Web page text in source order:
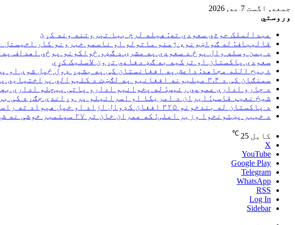
جمعه, اگست 7 مه, 2026
وروستي
عبدالملک حوثي سعودي ته: هیله لرم بیا تېروتنه ونه کړئ
قالیباف: له ګواښونو، ژمنو ماتولو او ناسمو خبرونو کار اخیستل
د یمن وسله وال پوځ د سعودي په مشرۍ د ګډو ځواکونو پوځي اهداف
سعودي پاکستان او ترکیه به ګډ دفاعي تړون لاسلیک کړٍي
ذبیح الله مجاهد: داعش په افغانستان کې په بشپړ ډول ځپل شوې او
سمنګان کې د ۳.۴ میلیونه افغانیو په لګښت د کلیوالي پراختیايي پروژو چارې پیل شوې
د چارو ادارې عمومي رئیس: له پخوانیو ادارو پاتې پيچلو اداري
شیخ نعیم قاسم: ایران د امریکا او اسرائیلو پر وړاندې جګړه کې
د پاکستان له بندخونو ۳۲۵ افغان کډوال ازاد او خپل هېواد ته راستانه شوي
د خیبر پښتونخوا وزیر اعلی: که عمران خان تر ۲۷ سپتمبر خوشې نه شي اسلام‌آباد به کلابند کړو
کابل 25
℃
X
YouTube
Google Play
Telegram
WhatsApp
RSS
Log In
Sidebar